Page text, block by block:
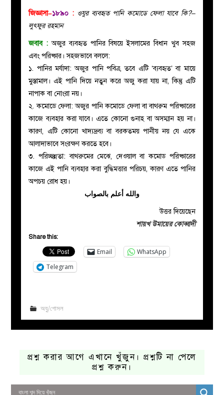
ইসলাহী
মজলিস
প্রশ্ন
করুন
জিজ্ঞাসা–১৮৯০ : ওযুর ব্যবহৃত পানি কমোডে ফেলা যাবে কি?–
লুৎফুর রহমান
জবাব :অজুর ব্যবহৃত পানির বিষয়ে ইসলামের বিধান খুব সহজ
এবং পরিষ্কার। সহজভাবে বললে:
১. পানির মর্যাদা: অজুর পানি পবিত্র, তবে এটি ‘ব্যবহৃত’ বা মায়ে
মুস্তামাল। এই পানি দিয়ে নতুন করে অজু করা যায় না, কিন্তু এটি
নাপাক বা নোংরা নয়।
২. কমোডে ফেলা: অজুর পানি কমোডে ফেলা বা বাথরুম পরিষ্কারের
কাজে ব্যবহার করা যাবে। এতে কোনো গুনাহ বা অসম্মান হয় না।
কারণ, এটি কোনো খাদ্যদ্রব্য বা বরকতময় পানীয় নয় যে একে
আলাদাভাবে সংরক্ষণ করতে হবে।
৩. পরিচ্ছন্নতা: বাথরুমের মেঝে, দেওয়াল বা কমোড পরিষ্কারের
কাজে এই পানি ব্যবহার করা বুদ্ধিমত্তার পরিচয়, কারণ এতে পানির
অপচয় রোধ হয়।
والله أعلم بالصواب
উত্তর দিয়েছেন
শায়খ উমায়ের কোব্বাদী
Share this:
Email
WhatsApp
Telegram
অযু/গোসল
প্রশ্ন করার আগে এখানে খুঁজুন। প্রশ্নটি না পেলে
প্রশ্ন করুন।